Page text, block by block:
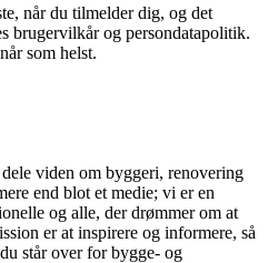
når du tilmelder dig, og det
brugervilkår og persondatapolitik.
som helst.
viden om byggeri, renovering
end blot et medie; vi er en
og alle, der drømmer om at
er at inspirere og informere, så
står over for bygge- og